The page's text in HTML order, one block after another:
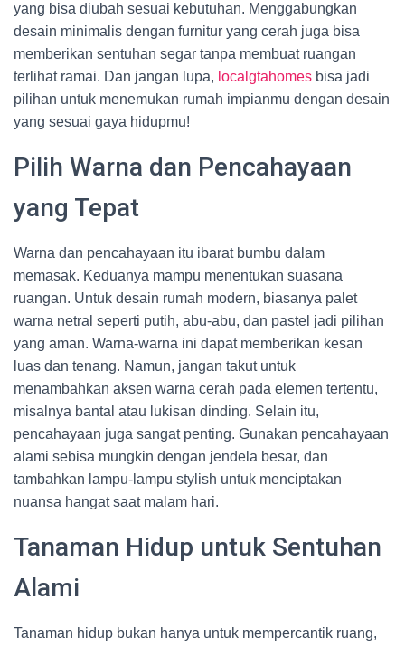
yang bisa diubah sesuai kebutuhan. Menggabungkan
desain minimalis dengan furnitur yang cerah juga bisa
memberikan sentuhan segar tanpa membuat ruangan
terlihat ramai. Dan jangan lupa, localgtahomes bisa jadi
pilihan untuk menemukan rumah impianmu dengan desain
yang sesuai gaya hidupmu!
Pilih Warna dan Pencahayaan
yang Tepat
Warna dan pencahayaan itu ibarat bumbu dalam
memasak. Keduanya mampu menentukan suasana
ruangan. Untuk desain rumah modern, biasanya palet
warna netral seperti putih, abu-abu, dan pastel jadi pilihan
yang aman. Warna-warna ini dapat memberikan kesan
luas dan tenang. Namun, jangan takut untuk
menambahkan aksen warna cerah pada elemen tertentu,
misalnya bantal atau lukisan dinding. Selain itu,
pencahayaan juga sangat penting. Gunakan pencahayaan
alami sebisa mungkin dengan jendela besar, dan
tambahkan lampu-lampu stylish untuk menciptakan
nuansa hangat saat malam hari.
Tanaman Hidup untuk Sentuhan
Alami
Tanaman hidup bukan hanya untuk mempercantik ruang,